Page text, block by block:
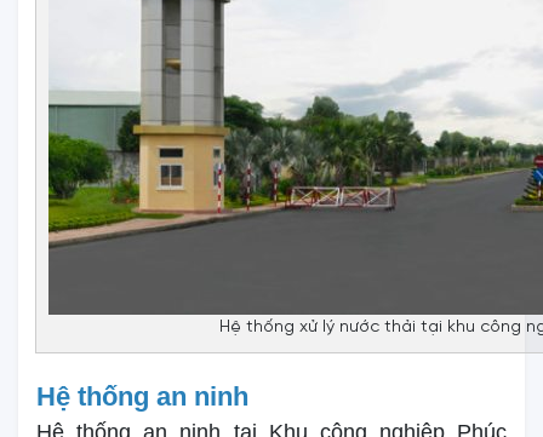
Hệ thống xử lý nước thải tại khu công
Hệ thống an ninh
Hệ thống an ninh tại Khu công nghiệp Phúc